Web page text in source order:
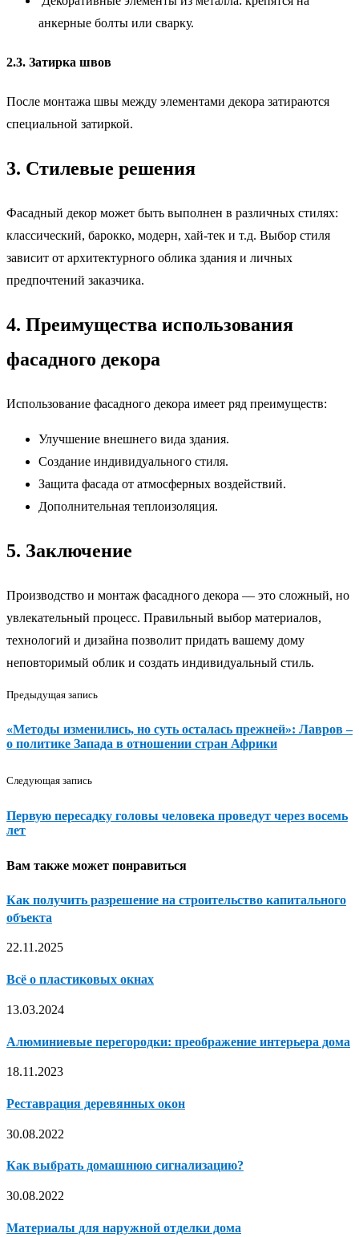
анкерные болты или сварку.
2.3. Затирка швов
После монтажа швы между элементами декора затираются
специальной затиркой.
3. Стилевые решения
Фасадный декор может быть выполнен в различных стилях:
классический, барокко, модерн, хай-тек и т.д. Выбор стиля
зависит от архитектурного облика здания и личных
предпочтений заказчика.
4. Преимущества использования
фасадного декора
Использование фасадного декора имеет ряд преимуществ:
Улучшение внешнего вида здания.
Создание индивидуального стиля.
Защита фасада от атмосферных воздействий.
Дополнительная теплоизоляция.
5. Заключение
Производство и монтаж фасадного декора — это сложный, но
увлекательный процесс. Правильный выбор материалов,
технологий и дизайна позволит придать вашему дому
неповторимый облик и создать индивидуальный стиль.
Предыдущая запись
«Методы изменились, но суть осталась прежней»: Лавров –
о политике Запада в отношении стран Африки
Следующая запись
Первую пересадку головы человека проведут через восемь
лет
Вам также может понравиться
Как получить разрешение на строительство капитального
объекта
22.11.2025
Всё о пластиковых окнах
13.03.2024
Алюминиевые перегородки: преображение интерьера дома
18.11.2023
Реставрация деревянных окон
30.08.2022
Как выбрать домашнюю сигнализацию?
30.08.2022
Материалы для наружной отделки дома